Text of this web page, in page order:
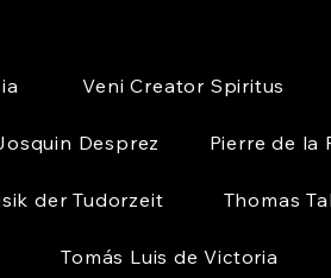
Veni Creator Spiritus
Desprez Pierre de la
der Tudorzeit Thomas
Tomás Luis de Victoria